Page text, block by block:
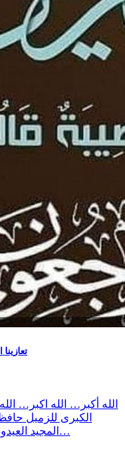
الله أكبر… الله اكبر…
الكبرى للزميل
المجيد العيدودي ووالدة وديع ووليد ووئام وودادأثر أزمة…